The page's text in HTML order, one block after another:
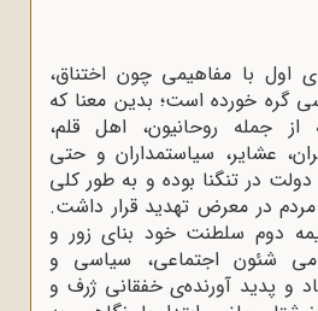
اول با مفاهیمی چون اختناق،
گره خورده است؛ بدین معنا که
جمله روحانیون، اهل قلم،
عشایر، سیاستمداران و حتی
دولت در تنگنا بوده و به‌ طور کلی
در معرض تهدید قرار داشت.
دوم سلطنت خود بنای زور و
شئون اجتماعی، سیاسی و
و پدید آورنده‌ی خفقانی ژرف و